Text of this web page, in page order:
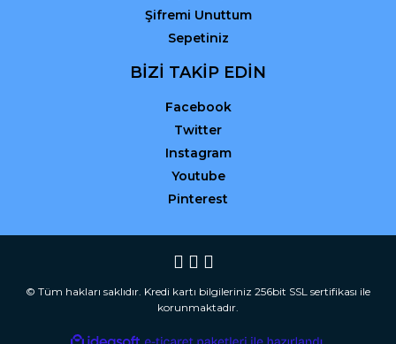
Şifremi Unuttum
Sepetiniz
BİZİ TAKİP EDİN
Facebook
Twitter
Instagram
Youtube
Pinterest
© Tüm hakları saklıdır. Kredi kartı bilgileriniz 256bit SSL sertifikası ile
korunmaktadır.